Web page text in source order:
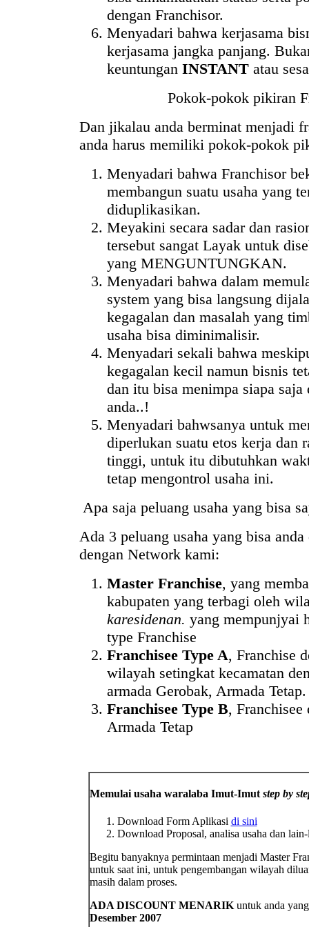
dengan Franchisor.
Menyadari bahwa kerjasama
kerjasama jangka panjang.
keuntungan INSTANT atau
Pokok-pokok pikiran
Dan jikalau anda berminat menjadi
anda harus memiliki pokok-pokok
Menyadari bahwa Franchisor
membangun suatu usaha yang
diduplikasikan.
Meyakini secara sadar dan
tersebut sangat Layak untuk
yang MENGUNTUNGKAN.
Menyadari bahwa dalam
system yang bisa langsung
kegagalan dan masalah yang
usaha bisa diminimalisir.
Menyadari sekali bahwa
kegagalan kecil namun bisnis
dan itu bisa menimpa siapa
anda..!
Menyadari bahwsanya untuk
diperlukan suatu etos kerja dan
tinggi, untuk itu dibutuhkan
tetap mengontrol usaha ini.
Apa saja peluang usaha yang bisa
Ada 3 peluang usaha yang bisa
dengan Network kami:
Master Franchise, yang
kabupaten yang terbagi oleh
karesidenan. yang mempunjyai
type Franchise
Franchisee Type A, Franchise
wilayah setingkat kecamatan
armada Gerobak, Armada Tetap.
Franchisee Type B,
Armada Tetap
Memulai usaha waralaba Imut-Imut step by
Download Form Aplikasi di sini
Download Proposal, analisa usaha dan
Begitu banyaknya permintaan menjadi Master
untuk saat ini, untuk pengembangan wilayah
masih dalam proses.
ADA DISCOUNT MENARIK untuk anda
Desember 2007